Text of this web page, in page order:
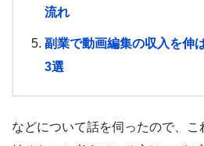
流れ
副業で動画編集の収入を伸
3選
などについて話を伺ったので、